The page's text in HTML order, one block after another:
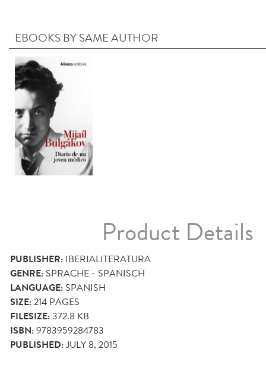
EBOOKS BY SAME AUTHOR
Product Details
PUBLISHER: IBERIALITERATURA
GENRE: SPRACHE - SPANISCH
LANGUAGE: SPANISH
SIZE:214 PAGES
FILESIZE:372.8 KB
ISBN:9783959284783
PUBLISHED:JULY 8, 2015